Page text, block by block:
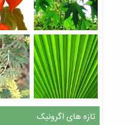
تازه های اگرونیک